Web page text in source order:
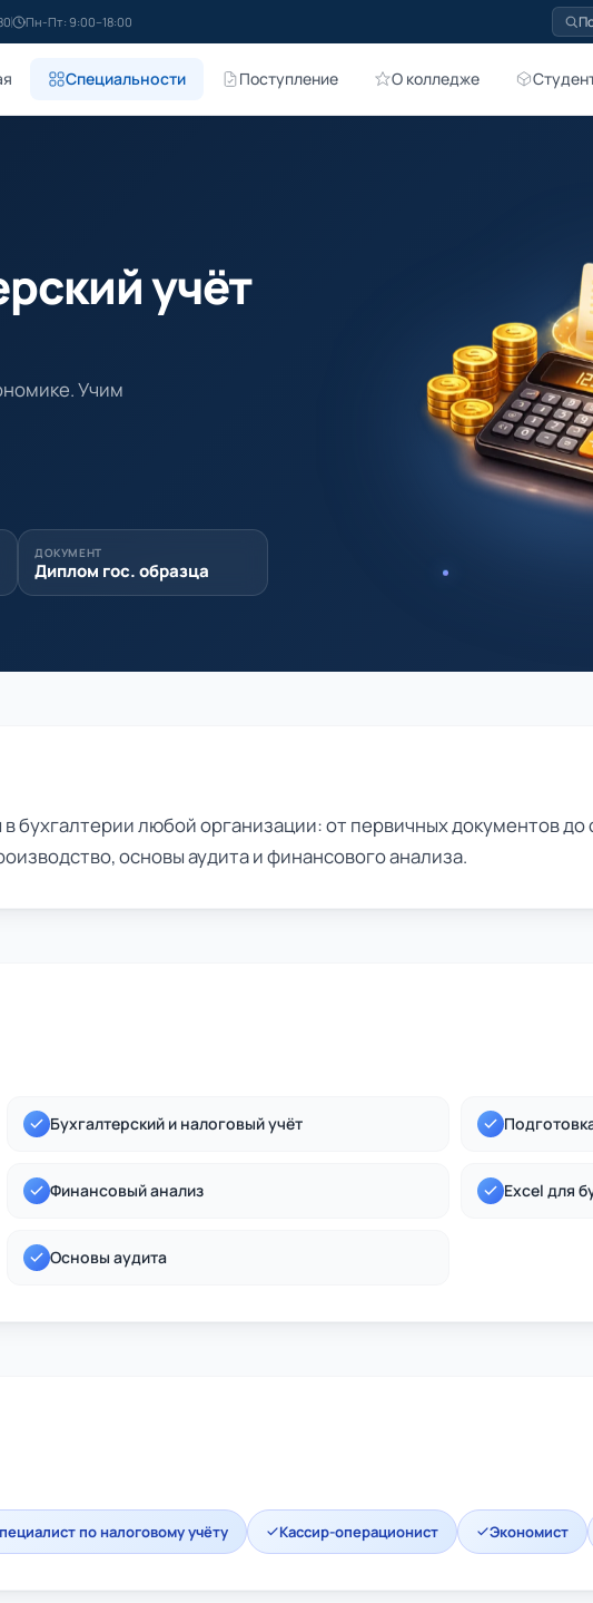
Пн-Пт: 9:00–18:00
Специальности Поступление О колледже
учёт
Учим
ДОКУМЕНТ
Диплом гос. образца
бухгалтерии любой организации: от первичных документов до
основы аудита и финансового анализа.
Бухгалтерский и налоговый учёт
Финансовый анализ Excel для
Основы аудита
по налоговому учёту Кассир-операционист Экономист